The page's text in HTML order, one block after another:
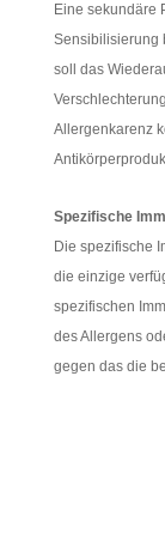
Eine sekundäre
Sensibilisierung
soll das
Allergenkarenz
Spezifische
Die spezifische
die einzige
spezifischen
des Allergens
gegen das die